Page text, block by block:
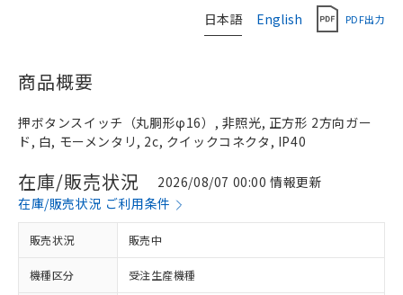
日本語 English PDF出力
商品概要
押ボタンスイッチ（丸胴形φ16）, 非照光, 正方形 2方向ガー
ド, 白, モーメンタリ, 2c, クイックコネクタ, IP40
在庫/販売状況
2026/08/07 00:00 情報更新
在庫/販売状況 ご利用条件
販売状況 販売中
機種区分 受注生産機種